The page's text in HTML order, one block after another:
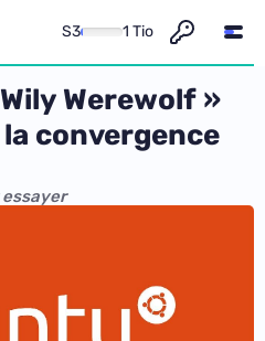
S3 1 Tio
Werewolf »
convergence
essayer